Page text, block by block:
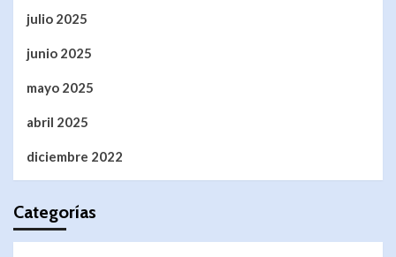
julio 2025
junio 2025
mayo 2025
abril 2025
diciembre 2022
Categorías